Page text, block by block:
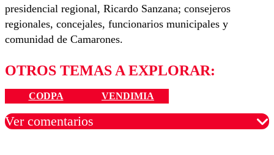
presidencial regional, Ricardo Sanzana; consejeros
regionales, concejales, funcionarios municipales y
comunidad de Camarones.
OTROS TEMAS A EXPLORAR:
CODPA VENDIMIA
Ver comentarios